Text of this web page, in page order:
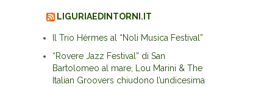
LIGURIAEDINTORNI.IT
Il Trio Hèrmes al “Noli Musica Festival”
“Rovere Jazz Festival” di San
Bartolomeo al mare, Lou Marini & The
Italian Groovers chiudono l’undicesima